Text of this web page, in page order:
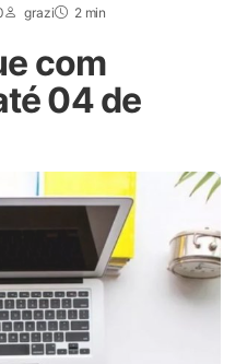
grazi 2 min
com
04 de